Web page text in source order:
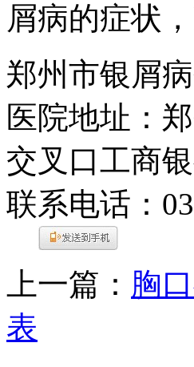
屑病的症状
郑州市银屑
医院地址：
交叉口工商银
联系电话：
上一篇： 胸
表